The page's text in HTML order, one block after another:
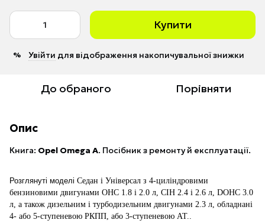
Купити
% Увійти для відображення накопичувальної знижки
До обраного Порівняти
Опис
Книга: Opel Omega A. Посібник з ремонту й експлуатації.
Розглянуті моделі Седан і Універсал з 4-циліндровими
бензиновими двигунами OHC 1.8 і 2.0 л, CIH 2.4 і 2.6 л, DOHC 3.0
л, а також дизельним і турбодизельним двигунами 2.3 л, обладнані
4- або 5-ступеневою РКПП, або 3-ступеневою АТ.